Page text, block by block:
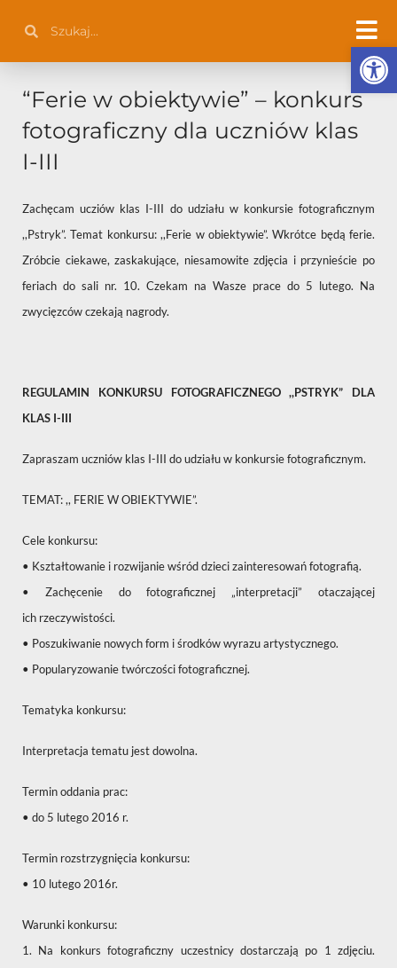
treści
“Ferie w obiektywie” – konkurs
fotograficzny dla uczniów klas
I-III
Zachęcam ucziów klas I-III do udziału w konkursie fotograficznym
,,Pstryk”. Temat konkursu: ,,Ferie w obiektywie”. Wkrótce będą ferie.
Zróbcie ciekawe, zaskakujące, niesamowite zdjęcia i przynieście po
feriach do sali nr. 10. Czekam na Wasze prace do 5 lutego. Na
zwycięzców czekają nagrody.
REGULAMIN KONKURSU FOTOGRAFICZNEGO,,PSTRYK” DLA
KLAS I-III
Zapraszam uczniów klas I-III do udziału w konkursie fotograficznym.
TEMAT: ,, FERIE W OBIEKTYWIE”.
Cele konkursu:
• Kształtowanie i rozwijanie wśród dzieci zainteresowań fotografią.
• Zachęcenie do fotograficznej „interpretacji” otaczającej
ich rzeczywistości.
• Poszukiwanie nowych form i środków wyrazu artystycznego.
• Popularyzowanie twórczości fotograficznej.
Tematyka konkursu:
Interpretacja tematu jest dowolna.
Termin oddania prac:
• do 5 lutego 2016 r.
Termin rozstrzygnięcia konkursu:
• 10 lutego 2016r.
Warunki konkursu:
1. Na konkurs fotograficzny uczestnicy dostarczają po 1 zdjęciu.